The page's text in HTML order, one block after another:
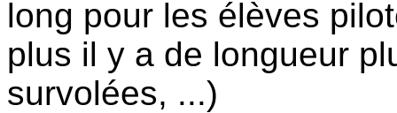
long pour les élèves
plus il y a de longueur
survolées, ...)